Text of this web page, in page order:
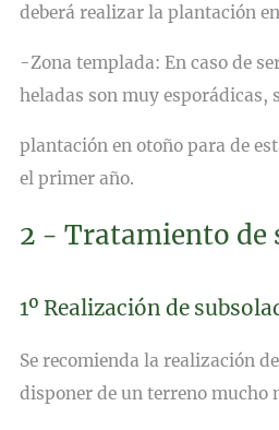
deberá realizar la plantación
-Zona templada: En caso de
heladas son muy esporádicas,
plantación en otoño para de
el primer año.
2 - Tratamiento de
1º Realización de
Se recomienda la realización
disponer de un terreno mucho